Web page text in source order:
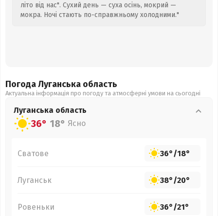
літо від нас". Сухий день — суха осінь, мокрий —
мокра. Ночі стають по-справжньому холодними."
Погода Луганська область
Актуальна інформація про погоду та атмосферні умови на сьогодні
Луганська область
36° 18° Ясно
Сватове 36°/18°
Луганськ 38°/20°
Ровеньки 36°/21°